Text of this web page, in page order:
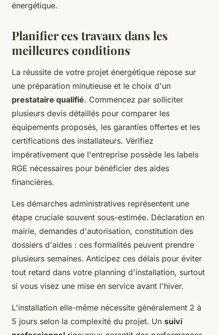
énergétique.
Planifier ces travaux dans les
meilleures conditions
La réussite de votre projet énergétique repose sur
une préparation minutieuse et le choix d'un
prestataire qualifié. Commencez par solliciter
plusieurs devis détaillés pour comparer les
équipements proposés, les garanties offertes et les
certifications des installateurs. Vérifiez
impérativement que l'entreprise possède les labels
RGE nécessaires pour bénéficier des aides
financières.
Les démarches administratives représentent une
étape cruciale souvent sous-estimée. Déclaration en
mairie, demandes d'autorisation, constitution des
dossiers d'aides : ces formalités peuvent prendre
plusieurs semaines. Anticipez ces délais pour éviter
tout retard dans votre planning d'installation, surtout
si vous visez une mise en service avant l'hiver.
L'installation elle-même nécessite généralement 2 à
5 jours selon la complexité du projet. Un suivi